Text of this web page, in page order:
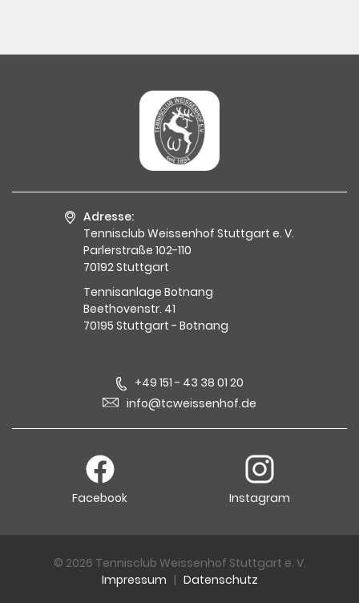
Adresse:
Tennisclub Weissenhof Stuttgart e. V.
Parlerstraße 102-110
70192 Stuttgart
Tennisanlage Botnang
Beethovenstr. 41
70195 Stuttgart - Botnang
+49 151 - 43 38 01 20
info@tcweissenhof.de
Facebook Instagram
© 2026 Tennisclub Weissenhof Stuttgart e. V.
Impressum | Datenschutz